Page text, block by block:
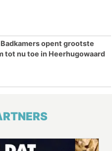
opent grootste
tot nu toe in Heerhugowaard